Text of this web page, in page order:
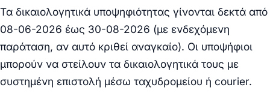
Τα δικαιολογητικά υποψηφιότητας γίνονται δεκτά από
08-06-2026 έως 30-08-2026 (με ενδεχόμενη
παράταση, αν αυτό κριθεί αναγκαίο). Οι υποψήφιοι
μπορούν να στείλουν τα δικαιολογητικά τους με
συστημένη επιστολή μέσω ταχυδρομείου ή courier.